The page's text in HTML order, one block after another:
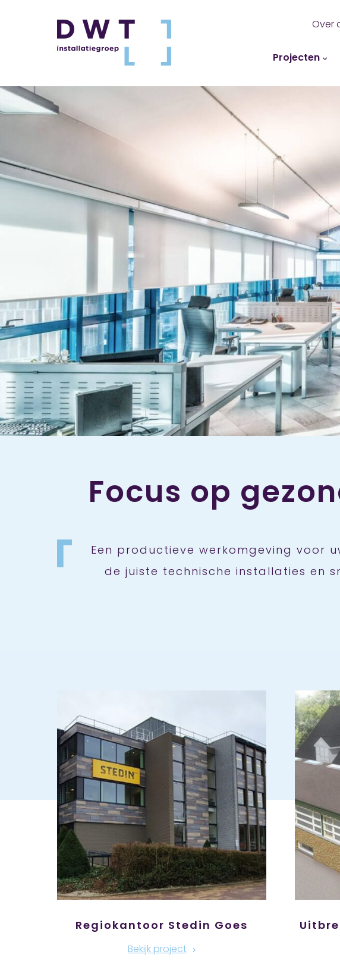
Over
Projecten
Focus op
Een productieve werkomgeving voor
de juiste technische installaties en
Regiokantoor Stedin Goes
Bekijk project